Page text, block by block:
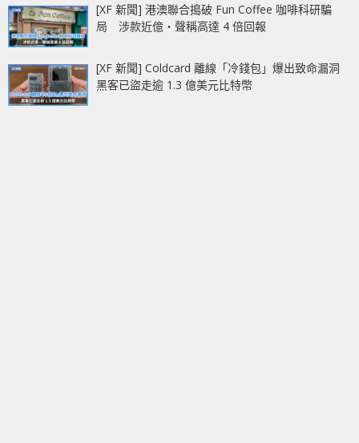
[XF 新聞] 港澳聯合搗破 Fun Coffee 咖啡科研騙
局 涉款近億‧聲稱高達 4 倍回報
[XF 新聞] Coldcard 離線「冷錢包」爆出致命漏洞
黑客已盜走逾 1.3 億美元比特幣